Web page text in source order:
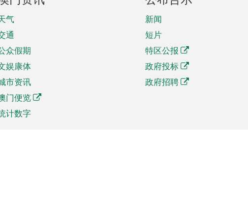
气
通
众假期
娱康体
市资讯
门便览
计数字
新闻
短片
特区公报
政府投标
政府招聘